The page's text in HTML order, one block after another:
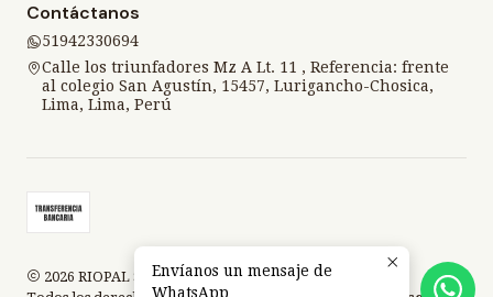
Contáctanos
51942330694
Calle los triunfadores Mz A Lt. 11 , Referencia: frente
al colegio San Agustín, 15457, Lurigancho-Chosica,
Lima, Lima, Perú
2026 RIOPAL SPORT.Envíanos un mensaje de
WhatsApp